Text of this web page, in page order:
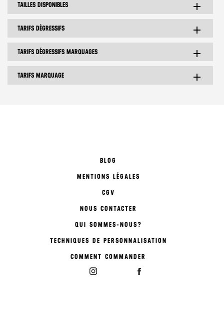
TAILLES DISPONIBLES add
TARIFS DÉGRESSIFS add
TARIFS DÉGRESSIFS MARQUAGES add
TARIFS MARQUAGE add
BLOG
MENTIONS LÉGALES
CGV
NOUS CONTACTER
QUI SOMMES-NOUS?
TECHNIQUES DE PERSONNALISATION
COMMENT COMMANDER